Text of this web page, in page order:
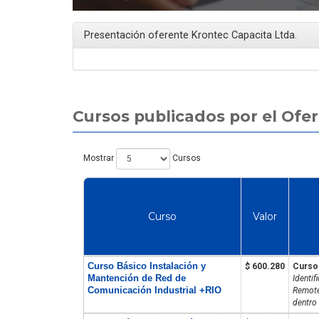
Presentación oferente Krontec Capacita Ltda.
Cursos publicados por el
Mostrar Cursos
Curso Valor
Curso Básico Instalación y
Mantención de Red de
Comunicación Industrial +RIO
$ 600.280
dentro
La creciente demanda de
especialistas en Fibra Óptica y